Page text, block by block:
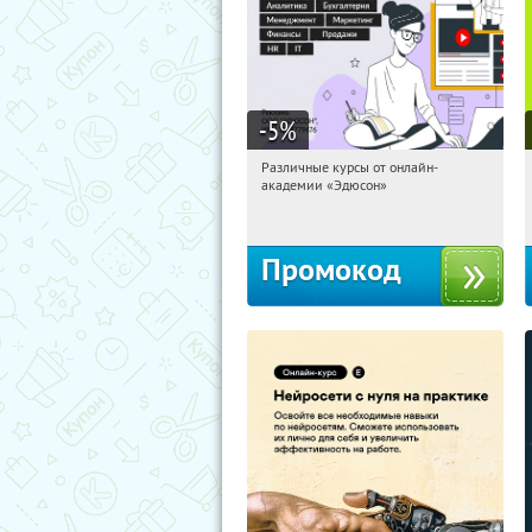
-5%
22:34:27 Получили:
Различные курсы от онлайн-
академии «Эдюсон»
Промокод